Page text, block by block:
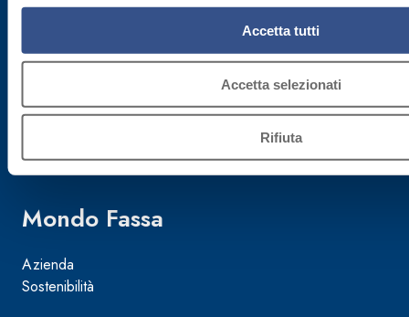
Accetta tutti
Accetta selezionati
Rifiuta
€ 50.000.000,00
Reg. Impr.
Mondo Fassa
Azienda
Sostenibilità